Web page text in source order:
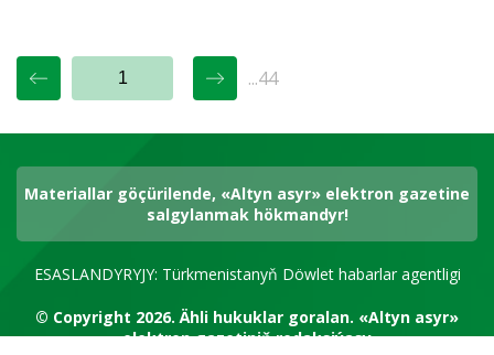
...44
Materiallar göçürilende, «Altyn asyr» elektron gazetine
salgylanmak hökmandyr!
ESASLANDYRYJY: Türkmenistanyň Döwlet habarlar agentligi
© Copyright 2026.Ähli hukuklar goralan. «Altyn asyr»
elektron gazetiniň redaksiýasy